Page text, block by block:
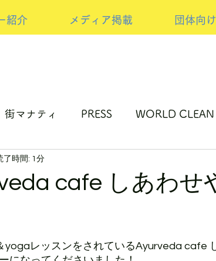
紹介 メディア掲載 団体向
街マナティ PRESS WORLD
の取り組み
cafe しあわせ
了時間: 1分
yogaレッスンをされているAyurveda cafe